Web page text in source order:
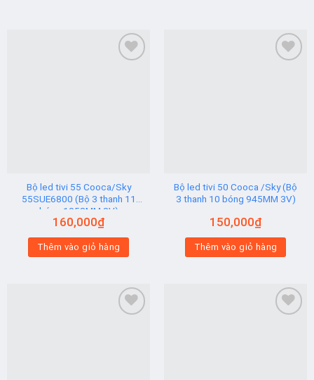
Bộ led tivi 55 Cooca/Sky
55SUE6800 (Bộ 3 thanh 11
bóng 1058MM 3V)
160,000₫
Thêm vào giỏ hàng
Bộ led tivi 50 Cooca /Sky (Bộ
3 thanh 10 bóng 945MM 3V)
150,000₫
Thêm vào giỏ hàng